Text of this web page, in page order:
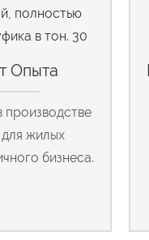
Опыта
производстве
жилых
бизнеса.